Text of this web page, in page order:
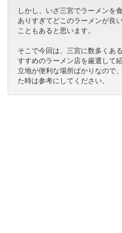
しかし、いざ三宮でラーメンを
ありすぎてどこのラーメンが良
こともあると思います。
そこで今回は、三宮に数多くあ
すすめのラーメン店を厳選して紹
立地が便利な場所ばかりなので
た時は参考にしてください。